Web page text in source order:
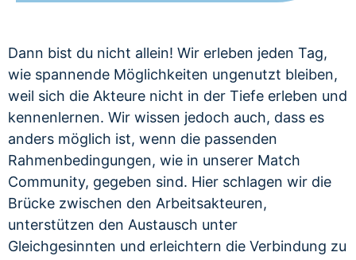
Dann bist du nicht allein! Wir erleben jeden Tag,
wie spannende Möglichkeiten ungenutzt bleiben,
weil sich die Akteure nicht in der Tiefe erleben und
kennenlernen. Wir wissen jedoch auch, dass es
anders möglich ist, wenn die passenden
Rahmenbedingungen, wie in unserer Match
Community, gegeben sind. Hier schlagen wir die
Brücke zwischen den Arbeitsakteuren,
unterstützen den Austausch unter
Gleichgesinnten und erleichtern die Verbindung zu